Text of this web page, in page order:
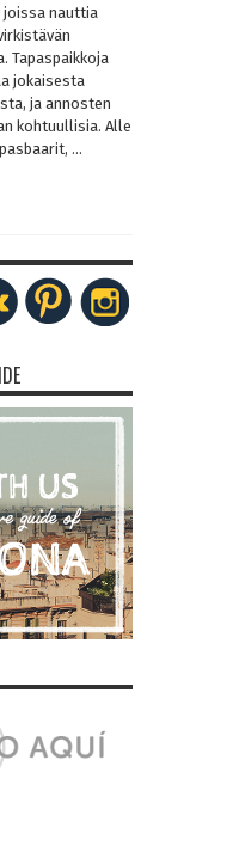
nauttia
Tapaspaikkoja
jokaisesta
ja annosten
kohtuullisia. Alle
...